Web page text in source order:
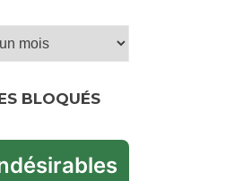
BLOQUÉS